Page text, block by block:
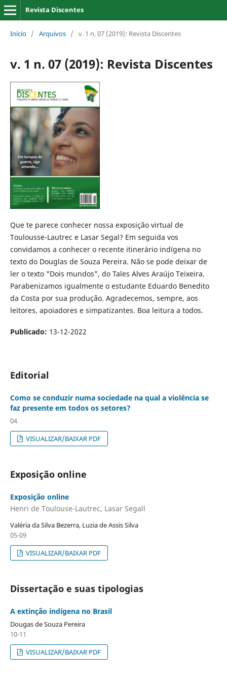
Revista Discentes
Início / Arquivos / v. 1 n. 07 (2019): Revista Discentes
v. 1 n. 07 (2019): Revista Discentes
Que te parece conhecer nossa exposição virtual de
Toulousse-Lautrec e Lasar Segal? Em seguida vos
convidamos a conhecer o recente itinerário indígena no
texto do Douglas de Souza Pereira. Não se pode deixar de
ler o texto "Dois mundos", do Tales Alves Araújo Teixeira.
Parabenizamos igualmente o estudante Eduardo Benedito
da Costa por sua produção. Agradecemos, sempre, aos
leitores, apoiadores e simpatizantes. Boa leitura a todos.
Publicado: 13-12-2022
Editorial
Como se conduzir numa sociedade na qual a violência se
faz presente em todos os setores?
04
VISUALIZAR/BAIXAR PDF
Exposição online
Exposição online
Henri de Toulouse-Lautrec, Lasar Segall
Valéria da Silva Bezerra, Luzia de Assis Silva
05-09
VISUALIZAR/BAIXAR PDF
Dissertação e suas tipologias
A extinção indígena no Brasil
Dougas de Souza Pereira
10-11
VISUALIZAR/BAIXAR PDF